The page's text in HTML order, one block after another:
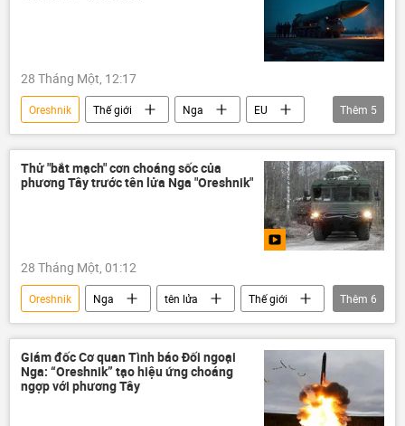
Minuteman III
28 Tháng Một, 12:17
Oreshnik Thế giới Nga
EU
Châu Âu
Quân sự
Quan điểm-Ý kiến
Ukraina
xung đột quân sự
Thêm 5
Thử "bắt mạch" cơn choáng sốc của
phương Tây trước tên lửa Nga "Oreshnik"
28 Tháng Một, 01:12
Oreshnik Nga tên lửa
Thế giới
Báo chí thế giới
Quân sự
Sergei Naryshkin
Cơ quan Tình báo đối ngoại Nga (SVR)
Thêm 6
Giám đốc Cơ quan Tình báo Đối ngoại
Nga: “Oreshnik” tạo hiệu ứng choáng
ngợp với phương Tây